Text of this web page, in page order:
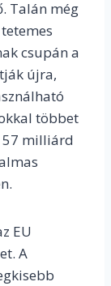
Talán még
csupán a
újra,
többet
57 milliárd
EU
A